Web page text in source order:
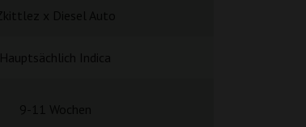
Hauptsächlich Indica